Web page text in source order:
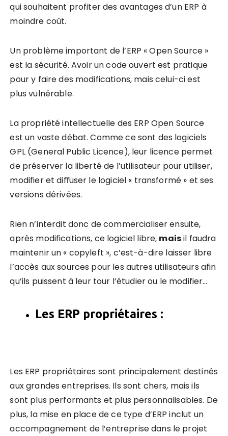
qui souhaitent profiter des avantages d’un ERP à
moindre coût.
Un problème important de l’ERP « Open Source »
est la sécurité. Avoir un code ouvert est pratique
pour y faire des modifications, mais celui-ci est
plus vulnérable.
La propriété intellectuelle des ERP Open Source
est un vaste débat. Comme ce sont des logiciels
GPL (General Public Licence), leur licence permet
de préserver la liberté de l’utilisateur pour utiliser,
modifier et diﬀuser le logiciel « transformé » et ses
versions dérivées.
Rien n’interdit donc de commercialiser ensuite,
après modifications, ce logiciel libre, maisil faudra
maintenir un « copyleft », c’est-à-dire laisser libre
l’accès aux sources pour les autres utilisateurs afin
qu’ils puissent à leur tour l’étudier ou le modifier…
Les ERP propriétaires :
Les ERP propriétaires sont principalement destinés
aux grandes entreprises. Ils sont chers, mais ils
sont plus performants et plus personnalisables. De
plus, la mise en place de ce type d’ERP inclut un
accompagnement de l’entreprise dans le projet